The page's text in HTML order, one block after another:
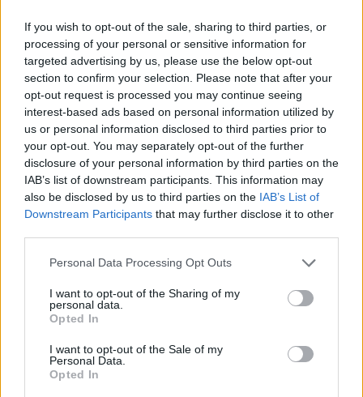
If you wish to opt-out of the sale, sharing to third parties, or
processing of your personal or sensitive information for
targeted advertising by us, please use the below opt-out
section to confirm your selection. Please note that after your
opt-out request is processed you may continue seeing
interest-based ads based on personal information utilized by
us or personal information disclosed to third parties prior to
your opt-out. You may separately opt-out of the further
disclosure of your personal information by third parties on the
IAB’s list of downstream participants. This information may
also be disclosed by us to third parties on the IAB’s List of
Downstream Participants that may further disclose it to other
Personal Data Processing Opt Outs
I want to opt-out of the Sharing of my
personal data.
Opted In
I want to opt-out of the Sale of my
Personal Data.
Opted In
κουβαλά μέσα του την Κρήτη
7 Αυγούστου 2026 13:51
ΑΓΡΟΤΙΚΑ • ΝΕΟΙ ΟΡΙΖΟΝΤΕΣ
Ανάσα για χιλιάδες αγρότες – Πώς τα
ελαιοτριβεία τούς “σώζουν” από το
ψηφιακό χάος
7 Αυγούστου 2026 13:30
ΓΕΎΣΗ - ΨΥΧΑΓΩΓΊΑ
Συνταγή: Ξεροτήγανα, το αγαπημένο
γλυκό της Κρήτης
ΚΡΗΤΗ • ΜΑΤΙΕΣ ΣΤΟ ΠΑΡΕΛΘΟΝ
Παπαδόσηφος εκτέλεσε μέσα στο
δικαστήριο τον φονιά του γιου του
7 Αυγούστου 2026 12:44
Δημοφιλή αυτή την εβδομάδα